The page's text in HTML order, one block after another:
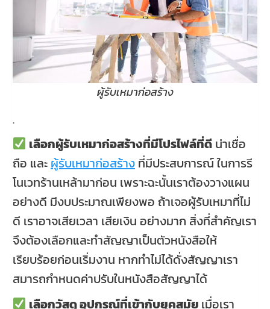
ผู้รับเหมาก่อสร้าง
.
เลือกผู้รับเหมาก่อสร้างที่มีโปรไฟล์ที่ดีน่าเชื่อ
ถือ และ ผู้รับเหมาก่อสร้าง ที่มีประสบการณ์ ในการรี
โนเวทร้านเหล้ามาก่อน เพราะฉะนั้นเราต้องวางแผน
อย่างดี มีงบประมาณเพียงพอ ถ้าเจอผู้รับเหมาที่ไม่
ดี เราอาจเสียเวลา เสียเงิน อย่างมาก สิ่งที่สำคัญเรา
จึงต้องเลือกและทำสัญญาเป็นตัวหนังสือให้
เรียบร้อยก่อนเริ่มงาน หากทำไม่ได้ดั่งสัญญาเรา
สมารถกำหนดค่าปรับในหนังสือสัญญาได้
เลือกวัสดุ อุปกรณ์ที่เข้ากับยุคสมัย เมื่อเรา